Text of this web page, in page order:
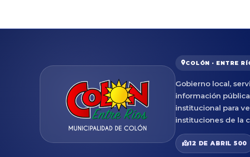
COLÓN · ENTRE
Gobierno local,
información
institucional para
instituciones de la
12 DE ABRIL 500